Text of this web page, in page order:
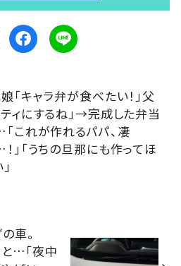
「キャラ弁が食べたい！」父
ティにするね」→完成した弁当
これが作れるパパ、凄
」「うちの旦那にも作ってほ
車。
と…「夜中